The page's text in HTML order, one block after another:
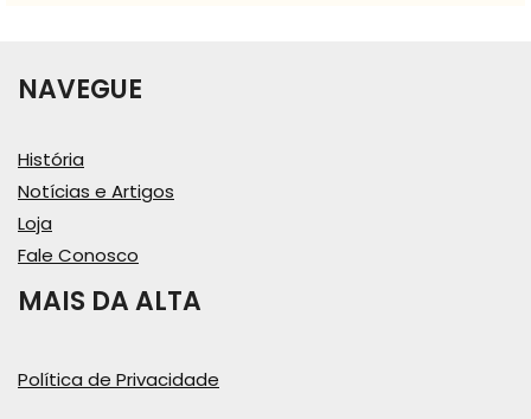
NAVEGUE
História
Notícias e Artigos
Loja
Fale Conosco
MAIS DA ALTA
Política de Privacidade